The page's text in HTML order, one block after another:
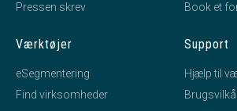
Pressen skrev
Book et
Værktøjer
eSegmentering
Find virksomheder
Support
Hjælp til